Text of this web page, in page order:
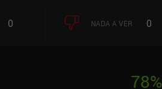
0 NADA A VER 0
78%